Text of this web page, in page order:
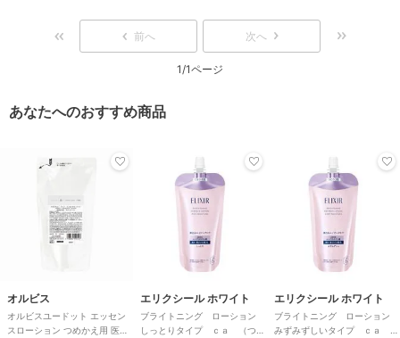
前へ 次へ
1/1ページ
あなたへのおすすめ商品
オルビス
オルビスユードット エッセン
スローション つめかえ用 医薬
エリクシール ホワイト
ブライトニング ローション
しっとりタイプ ｃａ （つめ
エリクシール ホワイト
ブライトニング ローション
みずみずしいタイプ ｃａ